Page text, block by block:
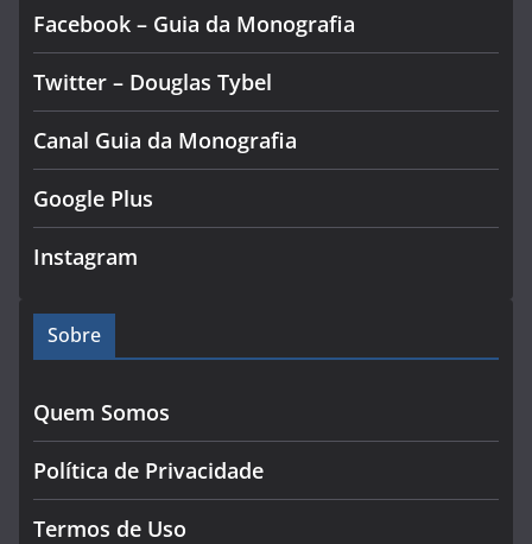
Facebook – Guia da Monografia
Twitter – Douglas Tybel
Canal Guia da Monografia
Google Plus
Instagram
Sobre
Quem Somos
Política de Privacidade
Termos de Uso